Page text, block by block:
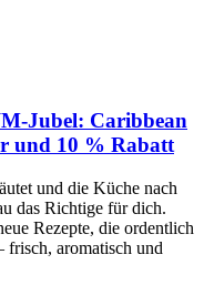
Jubel: Caribbean
und 10 % Rabatt
und die Küche nach
das Richtige für dich.
Rezepte, die ordentlich
frisch, aromatisch und